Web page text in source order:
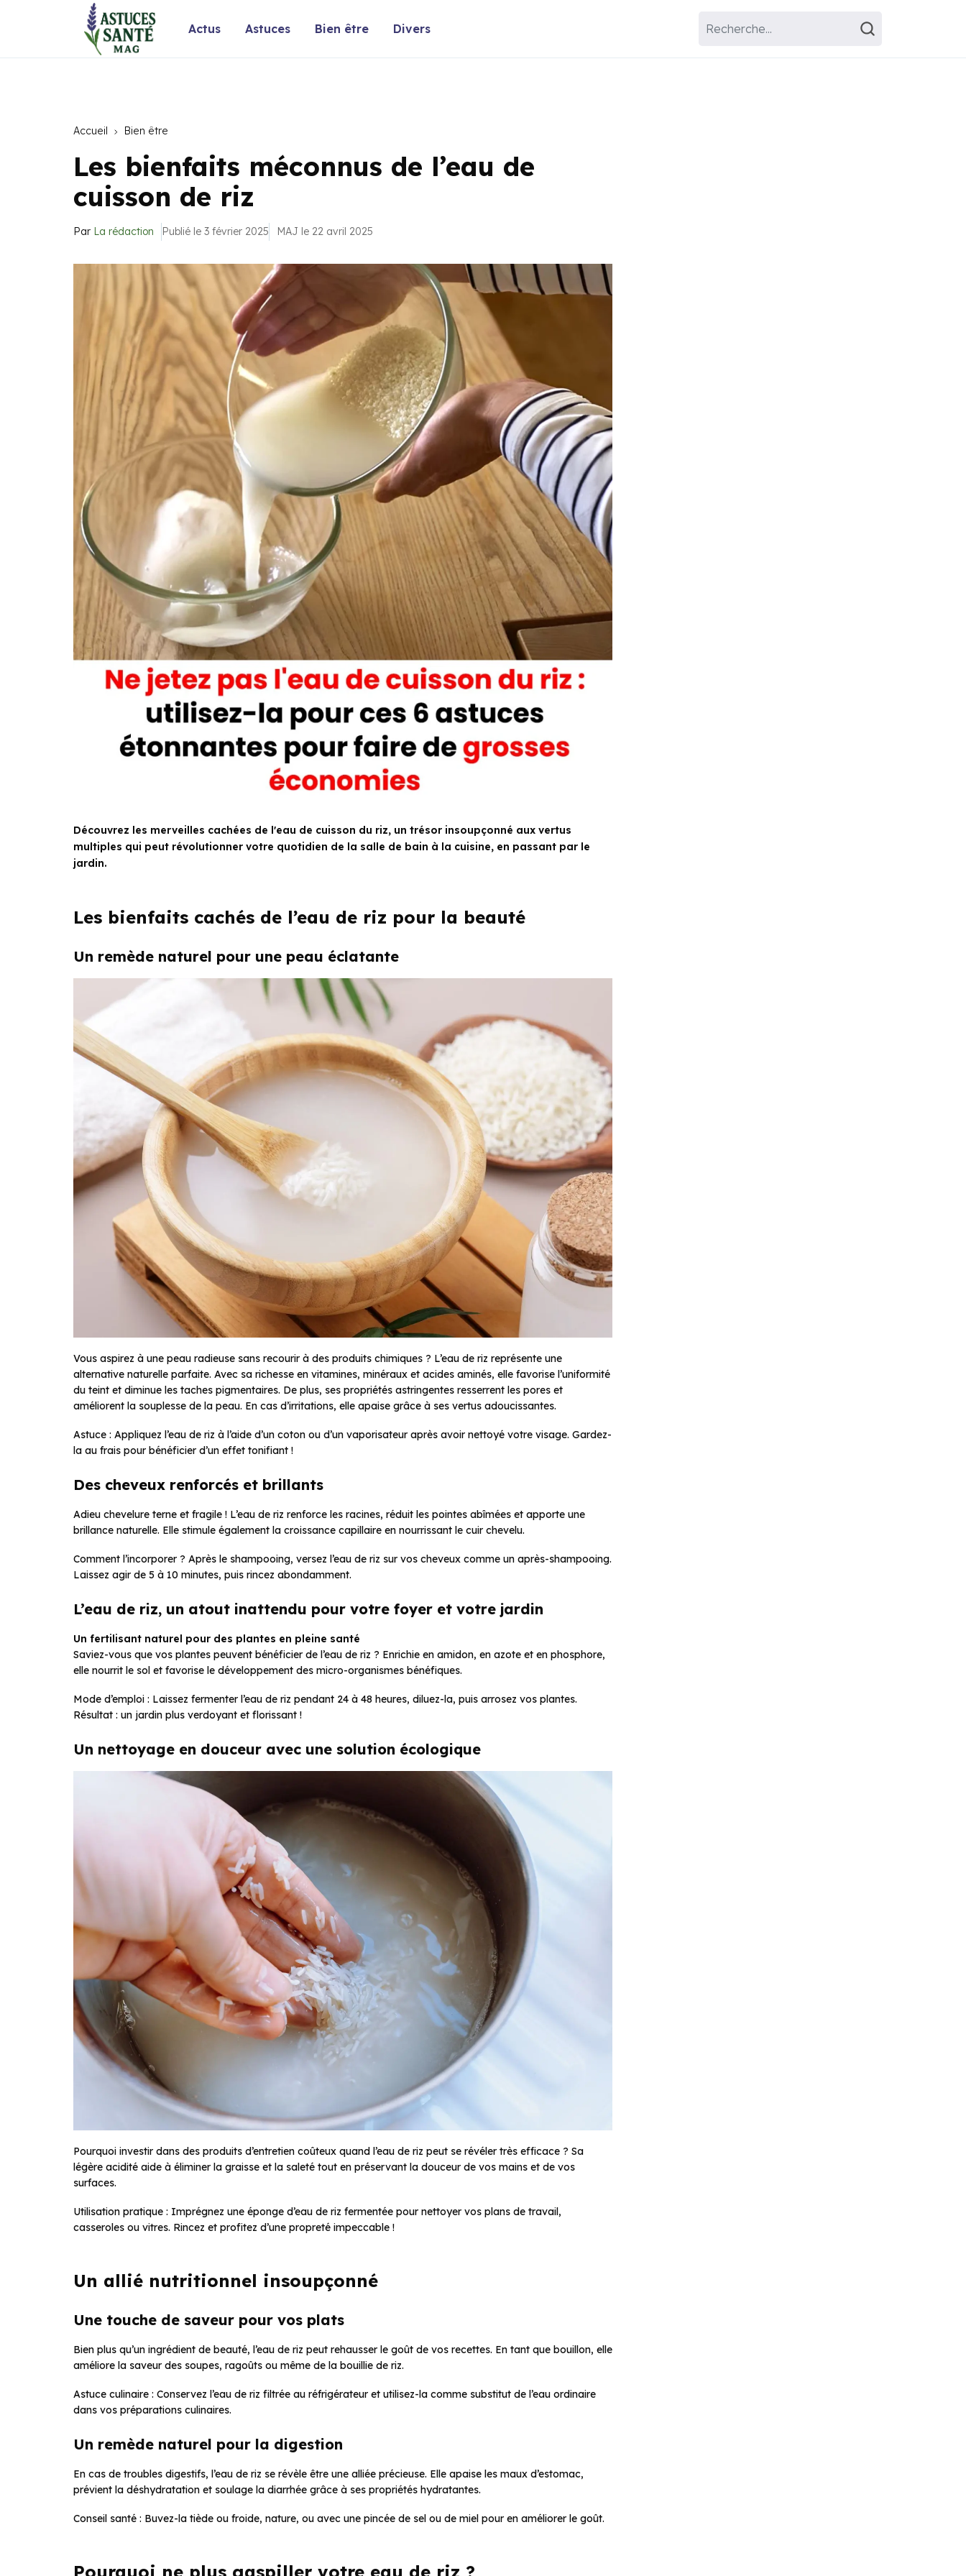
Actus Astuces Bien être Divers
Accueil Bien être
Les bienfaits méconnus de l’eau de
cuisson de riz
Par La rédaction Publié le 3 février 2025 MAJ le 22 avril 2025
Découvrez les merveilles cachées de l'eau de cuisson du riz, un trésor insoupçonné aux vertus
multiples qui peut révolutionner votre quotidien de la salle de bain à la cuisine, en passant par le
jardin.
Les bienfaits cachés de l’eau de riz pour la beauté
Un remède naturel pour une peau éclatante
Vous aspirez à une peau radieuse sans recourir à des produits chimiques ? L’eau de riz représente une
alternative naturelle parfaite. Avec sa richesse en vitamines, minéraux et acides aminés, elle favorise l’uniformité
du teint et diminue les taches pigmentaires. De plus, ses propriétés astringentes resserrent les pores et
améliorent la souplesse de la peau. En cas d’irritations, elle apaise grâce à ses vertus adoucissantes.
Astuce : Appliquez l’eau de riz à l’aide d’un coton ou d’un vaporisateur après avoir nettoyé votre visage. Gardez-
la au frais pour bénéficier d’un effet tonifiant !
Des cheveux renforcés et brillants
Adieu chevelure terne et fragile ! L’eau de riz renforce les racines, réduit les pointes abîmées et apporte une
brillance naturelle. Elle stimule également la croissance capillaire en nourrissant le cuir chevelu.
Comment l’incorporer ? Après le shampooing, versez l’eau de riz sur vos cheveux comme un après-shampooing.
Laissez agir de 5 à 10 minutes, puis rincez abondamment.
L’eau de riz, un atout inattendu pour votre foyer et votre jardin
Un fertilisant naturel pour des plantes en pleine santé
Saviez-vous que vos plantes peuvent bénéficier de l’eau de riz ? Enrichie en amidon, en azote et en phosphore,
elle nourrit le sol et favorise le développement des micro-organismes bénéfiques.
Mode d’emploi : Laissez fermenter l’eau de riz pendant 24 à 48 heures, diluez-la, puis arrosez vos plantes.
Résultat : un jardin plus verdoyant et florissant !
Un nettoyage en douceur avec une solution écologique
Pourquoi investir dans des produits d’entretien coûteux quand l’eau de riz peut se révéler très efficace ? Sa
légère acidité aide à éliminer la graisse et la saleté tout en préservant la douceur de vos mains et de vos
surfaces.
Utilisation pratique : Imprégnez une éponge d’eau de riz fermentée pour nettoyer vos plans de travail,
casseroles ou vitres. Rincez et profitez d’une propreté impeccable !
Un allié nutritionnel insoupçonné
Une touche de saveur pour vos plats
Bien plus qu’un ingrédient de beauté, l’eau de riz peut rehausser le goût de vos recettes. En tant que bouillon, elle
améliore la saveur des soupes, ragoûts ou même de la bouillie de riz.
Astuce culinaire : Conservez l’eau de riz filtrée au réfrigérateur et utilisez-la comme substitut de l’eau ordinaire
dans vos préparations culinaires.
Un remède naturel pour la digestion
En cas de troubles digestifs, l’eau de riz se révèle être une alliée précieuse. Elle apaise les maux d’estomac,
prévient la déshydratation et soulage la diarrhée grâce à ses propriétés hydratantes.
Conseil santé : Buvez-la tiède ou froide, nature, ou avec une pincée de sel ou de miel pour en améliorer le goût.
Pourquoi ne plus gaspiller votre eau de riz ?